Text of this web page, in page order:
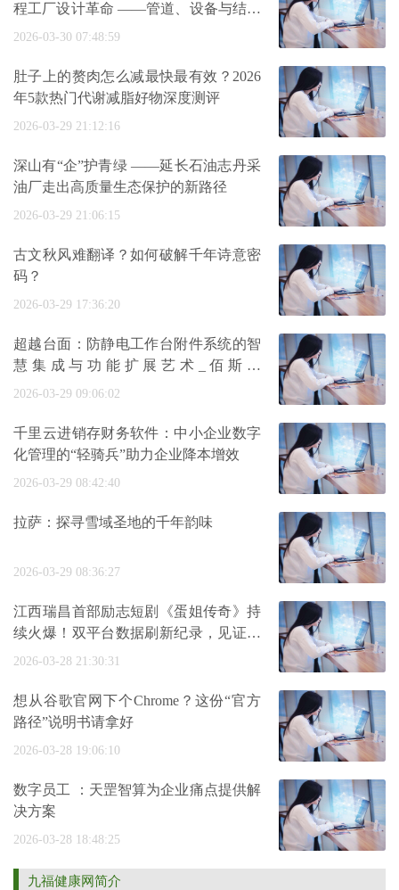
程工厂设计革命 ——管道、设备与结构
的三维
2026-03-30 07:48:59
肚子上的赘肉怎么减最快最有效？2026
年5款热门代谢减脂好物深度测评
2026-03-29 21:12:16
深山有“企”护青绿 ——延长石油志丹采
油厂走出高质量生态保护的新路径
2026-03-29 21:06:15
古文秋风难翻译？如何破解千年诗意密
码？
2026-03-29 17:36:20
超越台面：防静电工作台附件系统的智
慧集成与功能扩展艺术_佰斯特
POUSTO
2026-03-29 09:06:02
千里云进销存财务软件：中小企业数字
化管理的“轻骑兵”助力企业降本增效
2026-03-29 08:42:40
拉萨：探寻雪域圣地的千年韵味
2026-03-29 08:36:27
江西瑞昌首部励志短剧《蛋姐传奇》持
续火爆！双平台数据刷新纪录，见证本
土
2026-03-28 21:30:31
想从谷歌官网下个Chrome？这份“官方
路径”说明书请拿好
2026-03-28 19:06:10
数字员工 ：天罡智算为企业痛点提供解
决方案
2026-03-28 18:48:25
九福健康网简介